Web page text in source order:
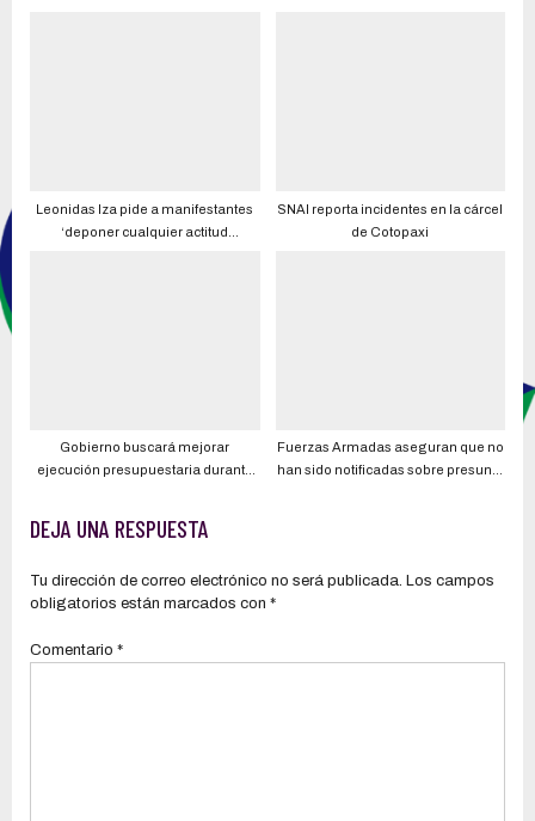
Leonidas Iza pide a manifestantes
‘deponer cualquier actitud
SNAI reporta incidentes en la cárcel
de Cotopaxi
Gobierno buscará mejorar
ejecución presupuestaria durante
Fuerzas Armadas aseguran que no
han sido notificadas sobre presunto
DEJA UNA RESPUESTA
Tu dirección de correo electrónico no será publicada. Los campos
obligatorios están marcados con *
Comentario *